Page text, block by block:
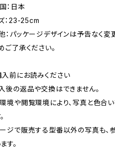
：日本
：23-25cm
：パッケージデザインは予告なく
ご了承ください。
前にお読みください
後の返品や交換はできません。
環境や閲覧環境により、写真と色合
ージで販売する型番以外の写真も、
す。